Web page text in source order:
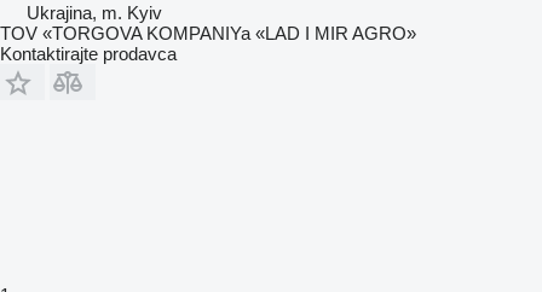
Ukrajina, m. Kyiv
TOV «TORGOVA KOMPANIYa «LAD I MIR AGRO»
Kontaktirajte prodavca